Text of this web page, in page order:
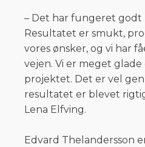
– Det har fungeret godt
Resultatet er smukt,
vores ønsker, og vi har
vejen. Vi er meget
projektet. Det er vel
resultatet er blevet
Lena Elfving.
Edvard Thelandersson